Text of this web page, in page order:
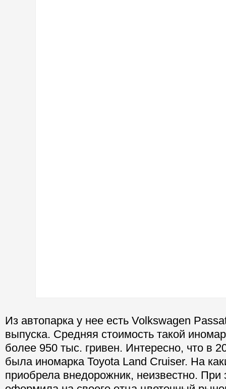
Из автопарка у нее есть Volkswagen
выпуска. Средняя стоимость такой
более 950 тыс. гривен. Интересно, что в
была иномарка Toyota Land Cruiser. На
приобрела внедорожник, неизвестно. При